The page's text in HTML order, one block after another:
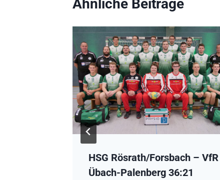
Ähnliche Beiträge
HSG Rösrath/Forsbach – VfR
Übach-Palenberg 36:21